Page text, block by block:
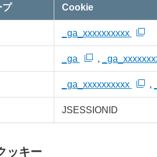
プ Cookie
_ga_xxxxxxxxxx
_ga ,
_ga_xxxxxxxxxx ,
JSESSIONID
ッキー